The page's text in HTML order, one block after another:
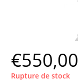
€550,00
Rupture de stock